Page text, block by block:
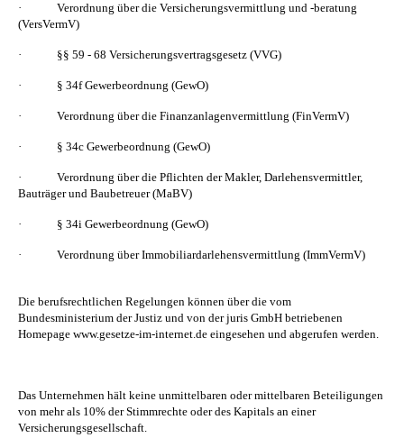
· Verordnung über die Versicherungsvermittlung und -beratung
(VersVermV)
· §§ 59 - 68 Versicherungsvertragsgesetz (VVG)
· § 34f Gewerbeordnung (GewO)
· Verordnung über die Finanzanlagenvermittlung (FinVermV)
· § 34c Gewerbeordnung (GewO)
· Verordnung über die Pflichten der Makler, Darlehensvermittler,
Bauträger und Baubetreuer (MaBV)
· § 34i Gewerbeordnung (GewO)
· Verordnung über Immobiliardarlehensvermittlung (ImmVermV)
Die berufsrechtlichen Regelungen können über die vom
Bundesministerium der Justiz und von der juris GmbH betriebenen
Homepage www.gesetze-im-internet.de eingesehen und abgerufen werden.
Das Unternehmen hält keine unmittelbaren oder mittelbaren Beteiligungen
von mehr als 10% der Stimmrechte oder des Kapitals an einer
Versicherungsgesellschaft.